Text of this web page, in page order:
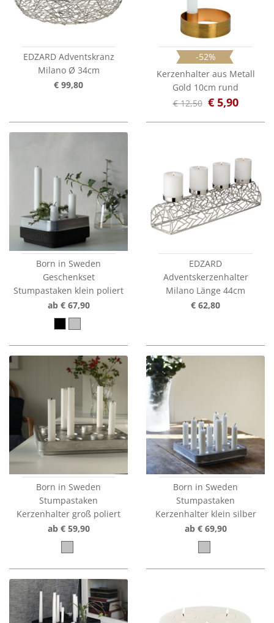
EDZARD Adventskranz
Milano Ø 34cm
€ 99,80
-52%
Kerzenhalter aus Metall
Gold 10cm rund
€ 12,50 € 5,90
Born in Sweden
Geschenkset
Stumpastaken klein poliert
ab € 67,90
EDZARD
Adventskerzenhalter
Milano Länge 44cm
€ 62,80
Born in Sweden
Stumpastaken
Kerzenhalter groß poliert
ab € 59,90
Born in Sweden
Stumpastaken
Kerzenhalter klein silber
ab € 69,90